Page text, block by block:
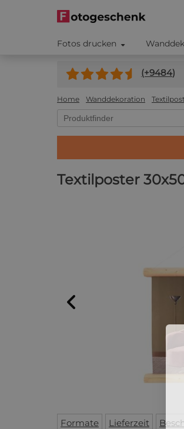
Fotos drucken
(+9484)
Home Wanddekoration
Textilposter
Formate Lieferzeit